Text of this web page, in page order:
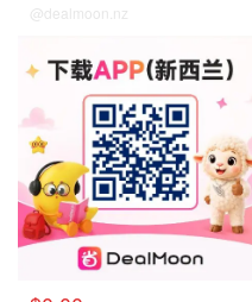
@dealmoon.nz
联系我们